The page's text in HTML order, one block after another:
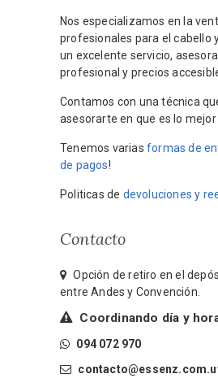
Nos especializamos en la
profesionales para el cabello
un excelente servicio,
profesional y precios
Contamos con una técnica
asesorarte en que es lo mejor
Tenemos varias formas de
de pagos!
Politicas de devoluciones y
Contacto
Opción de retiro en el
entre Andes y Convención.
Coordinando día y
094 072 970